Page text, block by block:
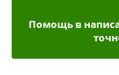
Помощь в